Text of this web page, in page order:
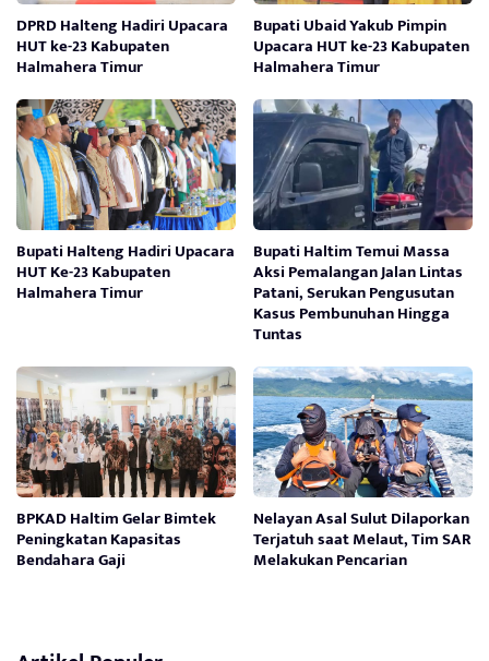
DPRD Halteng Hadiri Upacara
HUT ke-23 Kabupaten
Halmahera Timur
Bupati Ubaid Yakub Pimpin
Upacara HUT ke-23 Kabupaten
Halmahera Timur
Bupati Halteng Hadiri Upacara
HUT Ke-23 Kabupaten
Halmahera Timur
Bupati Haltim Temui Massa
Aksi Pemalangan Jalan Lintas
Patani, Serukan Pengusutan
Kasus Pembunuhan Hingga
Tuntas
BPKAD Haltim Gelar Bimtek
Peningkatan Kapasitas
Bendahara Gaji
Nelayan Asal Sulut Dilaporkan
Terjatuh saat Melaut, Tim SAR
Melakukan Pencarian